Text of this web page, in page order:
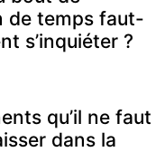
de temps faut-
s’inquiéter ?
qu’il ne faut
dans la